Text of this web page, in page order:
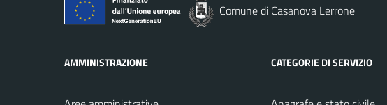
Comune di Casanova Lerrone
AMMINISTRAZIONE CATEGORIE DI SERVIZIO